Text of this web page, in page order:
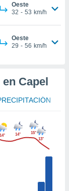
Oeste
32 - 53 km/h
Oeste
29 - 56 km/h
Capel
14° 14°
15°
13°